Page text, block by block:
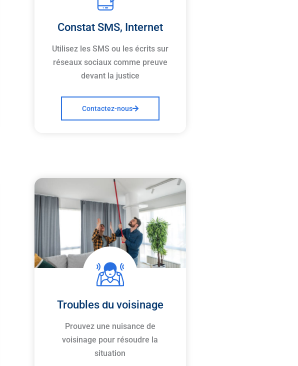
Constat SMS, Internet
Utilisez les SMS ou les écrits sur
réseaux sociaux comme preuve
devant la justice
Contactez-nous
Troubles du voisinage
Prouvez une nuisance de
voisinage pour résoudre la
situation